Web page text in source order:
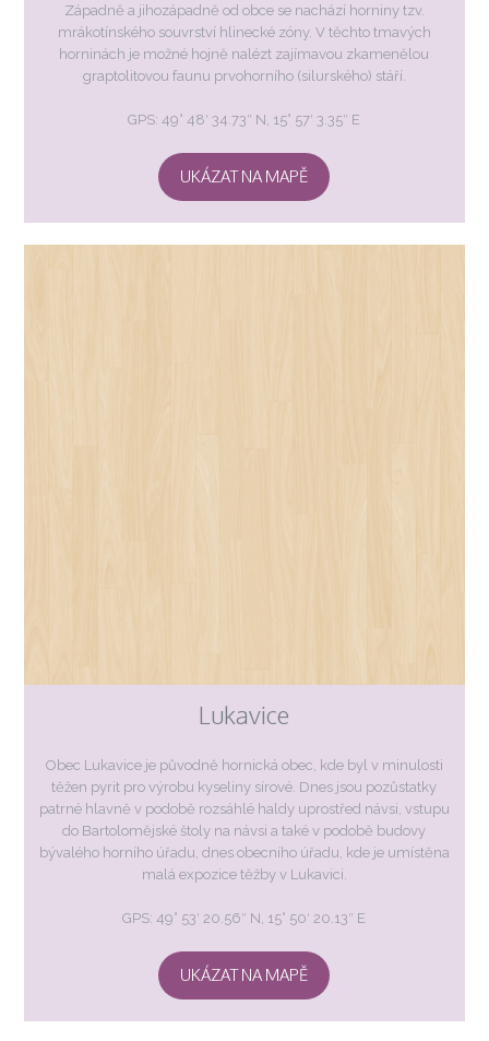
Západně a jihozápadně od obce se nachází horniny tzv.
mrákotínského souvrství hlinecké zóny. V těchto tmavých
horninách je možné hojně nalézt zajímavou zkamenělou
graptolitovou faunu prvohorního (silurského) stáří.
GPS: 49° 48′ 34.73″ N, 15° 57′ 3.35″ E
UKÁZAT NA MAPĚ
Lukavice
Obec Lukavice je původně hornická obec, kde byl v minulosti
těžen pyrit pro výrobu kyseliny sírové. Dnes jsou pozůstatky
patrné hlavně v podobě rozsáhlé haldy uprostřed návsi, vstupu
do Bartolomějské štoly na návsi a také v podobě budovy
bývalého horního úřadu, dnes obecního úřadu, kde je umístěna
malá expozice těžby v Lukavici.
GPS: 49° 53′ 20.56″ N, 15° 50′ 20.13″ E
UKÁZAT NA MAPĚ